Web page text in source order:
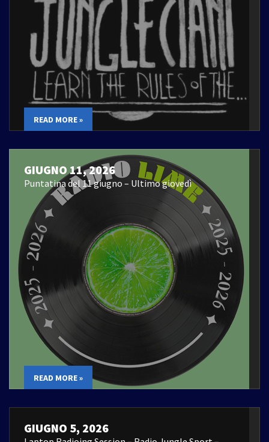
READ MORE »
GIUGNO 11, 2026
Puntatina del 11 giugno – Ultimo giovedì
READ MORE »
GIUGNO 5, 2026